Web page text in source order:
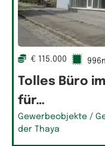
€ 115.000
Tolles Büro
für…
Gewerbeobjekte /
der Thaya